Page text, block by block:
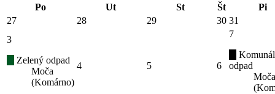
Po
Ut St Št
Pi
27
28 29 30 31
3
Zelený odpad
Moča
(Komárno)
4 5 6
7
odpad
Moča